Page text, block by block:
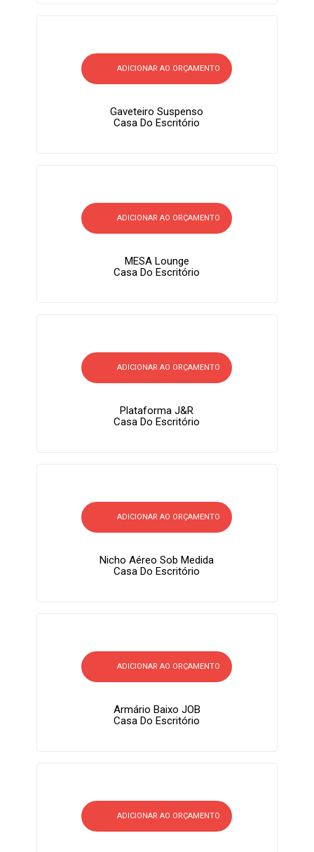
ADICIONAR AO ORÇAMENTO
Gaveteiro Suspenso
Casa Do Escritório
ADICIONAR AO ORÇAMENTO
MESA Lounge
Casa Do Escritório
ADICIONAR AO ORÇAMENTO
Plataforma J&R
Casa Do Escritório
ADICIONAR AO ORÇAMENTO
Nicho Aéreo Sob Medida
Casa Do Escritório
ADICIONAR AO ORÇAMENTO
Armário Baixo JOB
Casa Do Escritório
ADICIONAR AO ORÇAMENTO